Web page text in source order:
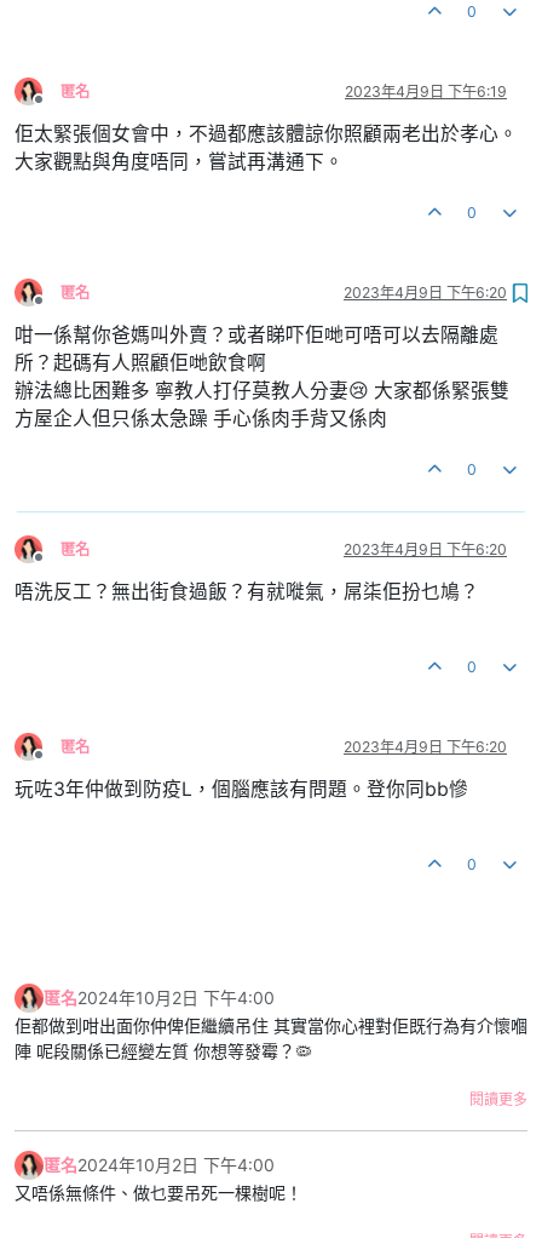
0
離線
匿名 2023年4月9日 下午6:19
佢太緊張個女會中，不過都應該體諒你照顧兩老出於孝心。
大家觀點與角度唔同，嘗試再溝通下。
0
離線
匿名 2023年4月9日 下午6:20
咁一係幫你爸媽叫外賣？或者睇吓佢哋可唔可以去隔離處
所？起碼有人照顧佢哋飲食啊
辦法總比困難多 寧教人打仔莫教人分妻😢 大家都係緊張雙
方屋企人但只係太急躁 手心係肉手背又係肉
0
離線
匿名 2023年4月9日 下午6:20
唔洗反工？無出街食過飯？有就嘥氣，屌柒佢扮乜鳩？
0
離線
匿名 2023年4月9日 下午6:20
玩咗3年仲做到防疫L，個腦應該有問題。登你同bb慘
0
匿名2024年10月2日 下午4:00
佢都做到咁出面你仲俾佢繼續吊住 其實當你心裡對佢既行為有介懷嗰
陣 呢段關係已經變左質 你想等發霉？🦠
閱讀更多
匿名2024年10月2日 下午4:00
又唔係無條件、做乜要吊死一棵樹呢！